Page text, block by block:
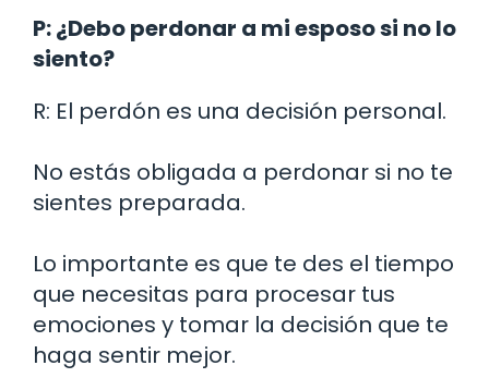
P: ¿Debo perdonar a mi esposo si no lo
siento?
R: El perdón es una decisión personal.
No estás obligada a perdonar si no te
sientes preparada.
Lo importante es que te des el tiempo
que necesitas para procesar tus
emociones y tomar la decisión que te
haga sentir mejor.